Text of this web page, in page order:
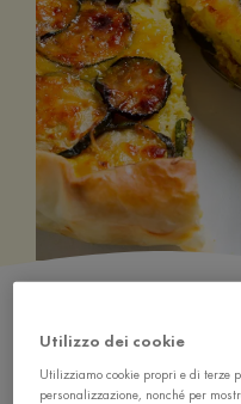
Utilizzo dei cookie
Utilizziamo cookie propri e di terze
personalizzazione, nonché per